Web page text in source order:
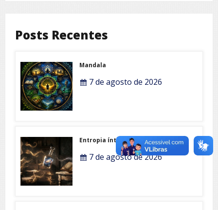
Posts Recentes
Mandala
7 de agosto de 2026
Entropia íntima
7 de agosto de 2026